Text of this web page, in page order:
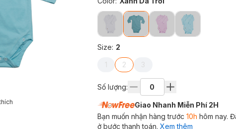
Size: 2
1 2 3
Số lượng:
Giao Nhanh Miễn Phí 2H
Bạn muốn nhận hàng trước 10h hôm nay.
ở bước thanh toán. Xem thêm